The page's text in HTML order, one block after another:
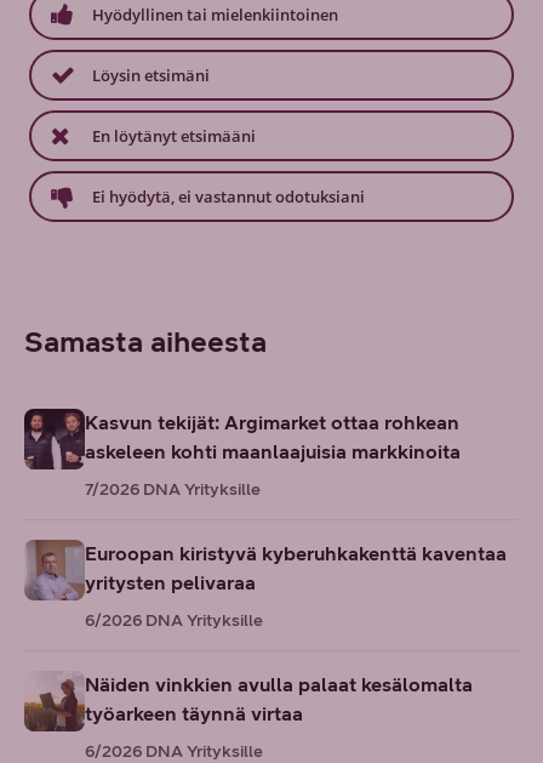
Hyödyllinen tai mielenkiintoinen
Löysin etsimäni
En löytänyt etsimääni
Ei hyödytä, ei vastannut odotuksiani
Samasta aiheesta
Kasvun tekijät: Argimarket ottaa rohkean
askeleen kohti maanlaajuisia markkinoita
7/2026 DNA Yrityksille
Euroopan kiristyvä kyberuhkakenttä kaventaa
yritysten pelivaraa
6/2026 DNA Yrityksille
Näiden vinkkien avulla palaat kesälomalta
työarkeen täynnä virtaa
6/2026 DNA Yrityksille